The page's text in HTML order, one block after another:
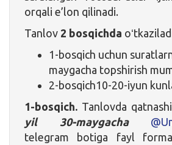
orqali e’lon qilinadi.
Tanlov 2 bosqichda
1-bosqich uchun
maygacha topshirish
2-bosqich10-20-iyun
1-bosqich. Tanlovda
yil 30-maygacha
telegram botiga fayl